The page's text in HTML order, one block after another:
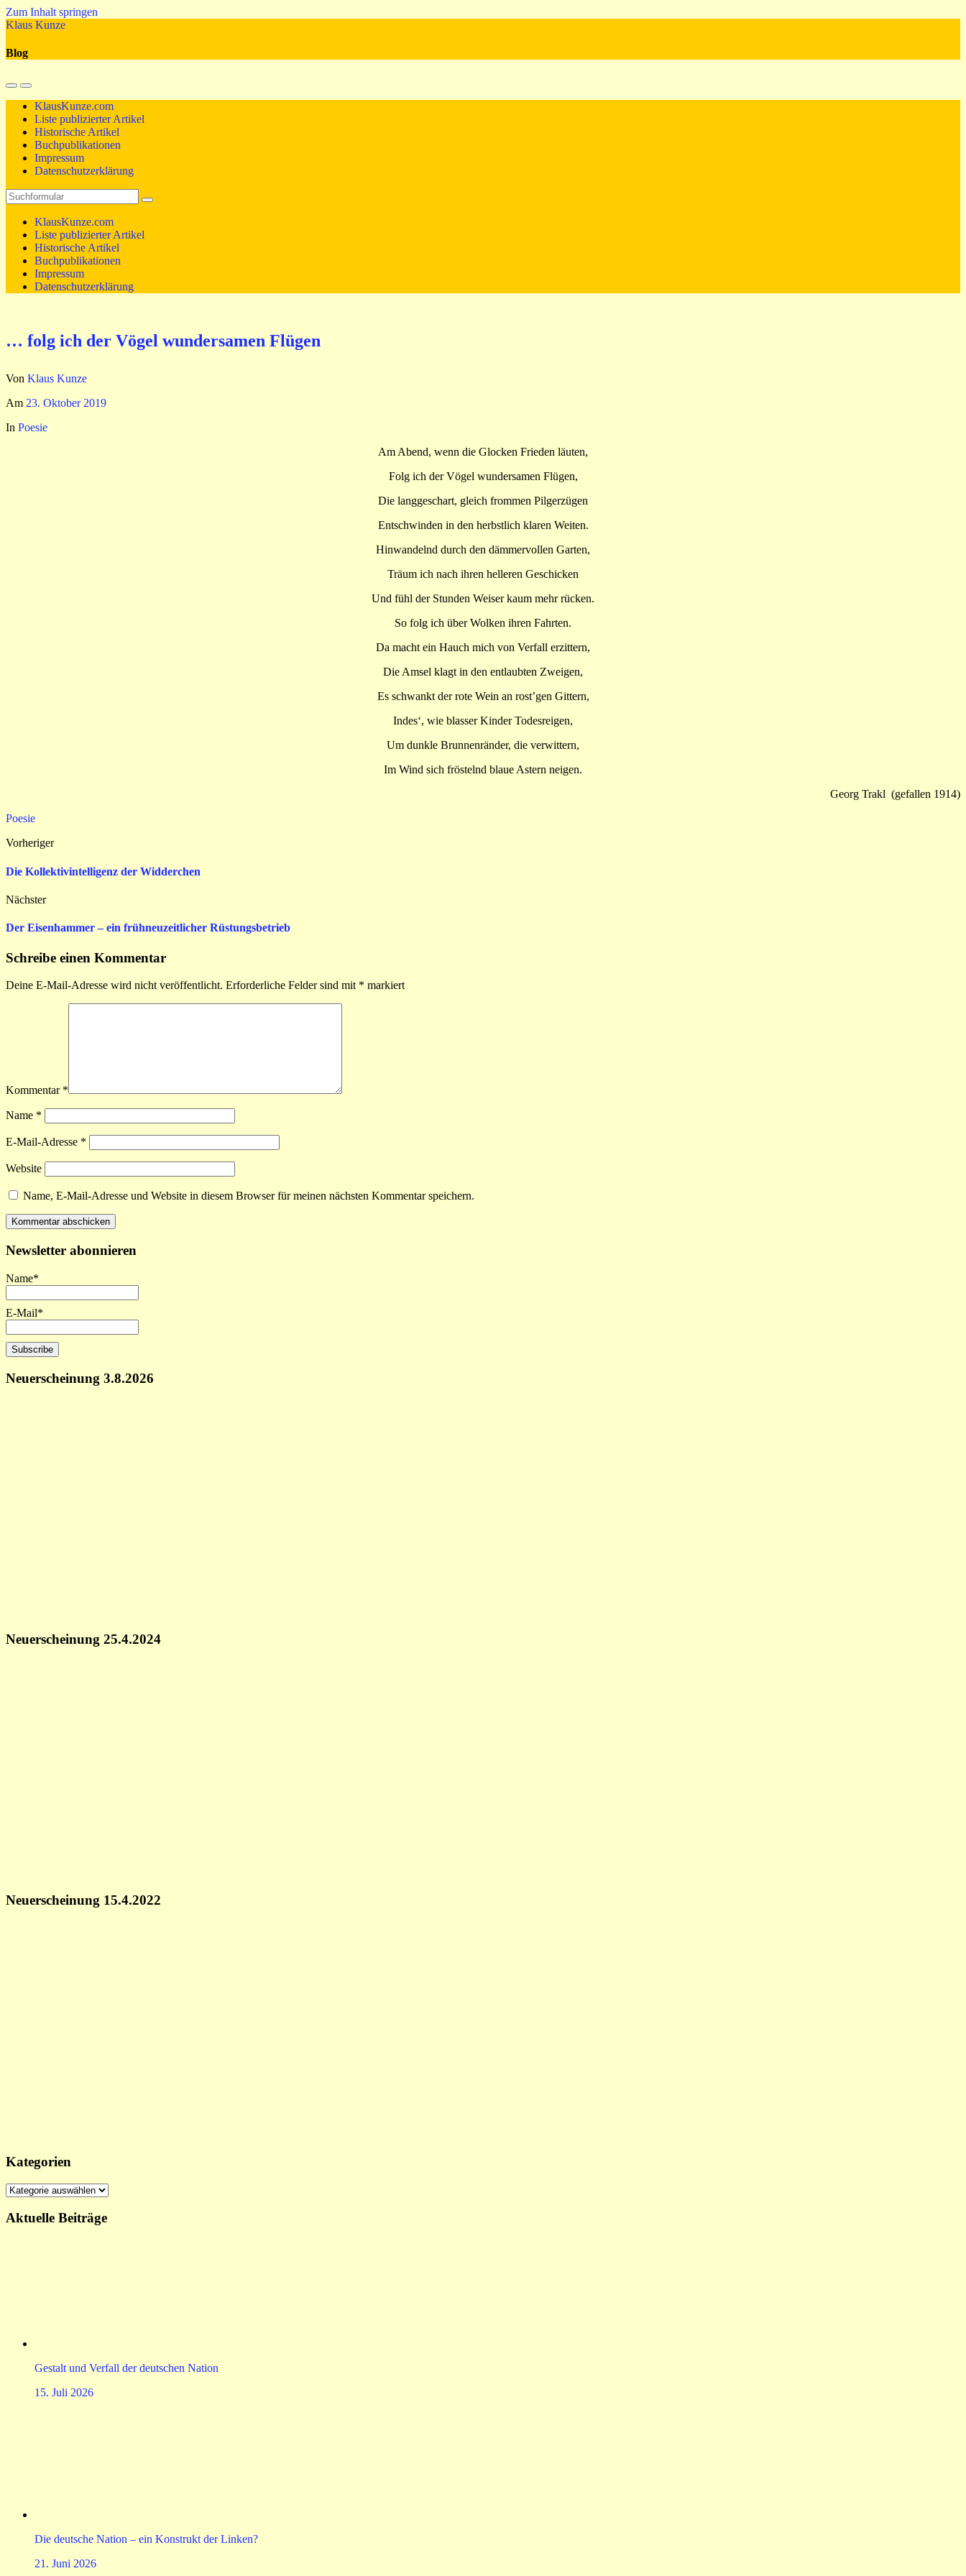
Zum Inhalt springen
Klaus Kunze
Blog
Mobil-
Menü
umschalten
Suchfeld
umschalten
KlausKunze.com
Liste publizierter Artikel
Historische Artikel
Buchpublikationen
Impressum
Datenschutzerklärung
Suchen
KlausKunze.com
Liste publizierter Artikel
Historische Artikel
Buchpublikationen
Impressum
Datenschutzerklärung
… folg ich der Vögel wundersamen Flügen
Von Klaus Kunze
Am 23. Oktober 2019
In Poesie
Am Abend, wenn die Glocken Frieden läuten,
Folg ich der Vögel wundersamen Flügen,
Die langgeschart, gleich frommen Pilgerzügen
Entschwinden in den herbstlich klaren Weiten.
Hinwandelnd durch den dämmervollen Garten,
Träum ich nach ihren helleren Geschicken
Und fühl der Stunden Weiser kaum mehr rücken.
So folg ich über Wolken ihren Fahrten.
Da macht ein Hauch mich von Verfall erzittern,
Die Amsel klagt in den entlaubten Zweigen,
Es schwankt der rote Wein an rost’gen Gittern,
Indes‘, wie blasser Kinder Todesreigen,
Um dunkle Brunnenränder, die verwittern,
Im Wind sich fröstelnd blaue Astern neigen.
Georg Trakl (gefallen 1914)
Poesie
Vorheriger
Die Kollektivintelligenz der Widderchen
Nächster
Der Eisenhammer – ein frühneuzeitlicher Rüstungsbetrieb
Schreibe einen Kommentar
Deine E-Mail-Adresse wird nicht veröffentlicht. Erforderliche Felder sind mit * markiert
Kommentar *
Name *
E-Mail-Adresse *
Website
Name, E-Mail-Adresse und Website in diesem Browser für meinen nächsten Kommentar speichern.
Newsletter abonnieren
Name*
E-Mail*
Neuerscheinung 3.8.2026
Neuerscheinung 25.4.2024
Neuerscheinung 15.4.2022
Kategorien
Kategorien
Aktuelle Beiträge
Gestalt und Verfall der deutschen Nation
15. Juli 2026
Die deutsche Nation – ein Konstrukt der Linken?
21. Juni 2026